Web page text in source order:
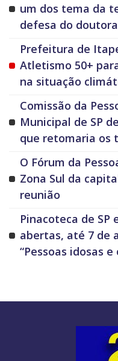
um dos tema da
defesa do
Prefeitura de
Atletismo 50+
na situação
Comissão da
Municipal de SP
que retomaria os
O Fórum da
Zona Sul da
reunião
Pinacoteca de SP
abertas, até 7 de
“Pessoas idosas e